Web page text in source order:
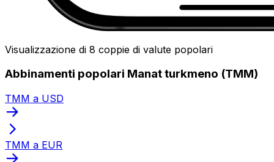
Visualizzazione di 8 coppie di valute popolari
Abbinamenti popolari Manat turkmeno (TMM)
TMM a USD
TMM a EUR